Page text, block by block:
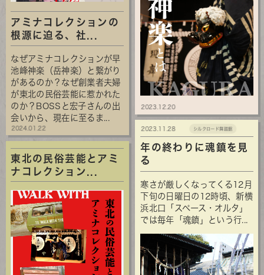
アミナコレクションの
根源に迫る、社...
なぜアミナコレクションが早
池峰神楽（岳神楽）と繋がり
があるのか？なぜ創業者夫婦
が東北の民俗芸能に惹かれた
のか？BOSSと宏子さんの出
会いから、現在に至るま...
2024.01.22
2023.12.20
東北の民俗芸能とアミ
ナコレクション...
年の終わりに魂鎮を見
る
寒さが厳しくなってくる12月
下旬の日曜日の12時頃、新横
浜北口「スペース・オルタ」
では毎年「魂鎮」という行...
2023.11.28 シルクロード舞踏館